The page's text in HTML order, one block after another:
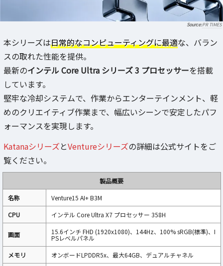
PR TIMES
本シリーズは日常的なコンピューティングに最適な、バラン
スの取れた性能を提供。
最新のインテル Core Ultra シリーズ 3 プロセッサーを搭載
しています。
堅牢な冷却システムで、作業からエンターテインメント、軽
めのクリエイティブ作業まで、幅広いシーンで安定したパフ
ォーマンスを実現します。
KatanaシリーズとVentureシリーズの詳細は公式サイトをご
覧ください。
製品概要
名称
Venture15 AI+ B3M
CPU
インテル Core Ultra X7 プロセッサー 358H
画面 15.6インチ FHD (1920x1080)、144Hz、100% sRGB(標準)、I
PSレベルパネル
メモリ
オンボードLPDDR5x、最大64GB、デュアルチャネル